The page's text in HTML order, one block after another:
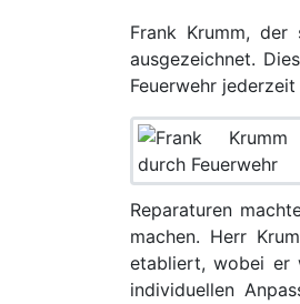
Frank Krumm,
ausgezeichnet.
Feuerwehr
Reparaturen
machen. Herr
etabliert, wobei er
individuellen